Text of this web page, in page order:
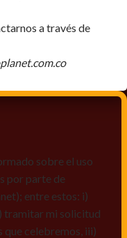
a través de
sobre el uso
por parte de
entre estos: i)
tramitar mi solicitud
que celebremos, iii)